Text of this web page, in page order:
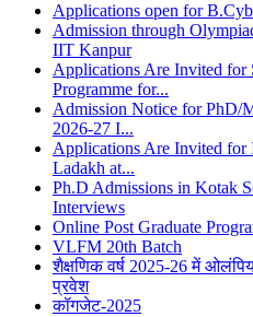
Applications open for
Admission through
IIT Kanpur
Applications Are Invited for
Programme for...
Admission Notice for PhD/
2026‑27 I...
Applications Are Invited for
Ladakh at...
Ph.D Admissions in Kotak
Interviews
Online Post Graduate
VLFM 20th Batch
शैक्षणिक वर्ष 2025-26 में
प्रवेश
कॉगजेट-2025